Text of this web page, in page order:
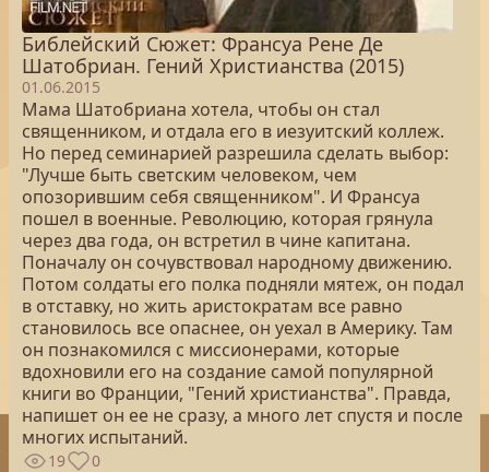
Библейский Сюжет: Франсуа Рене Де
Шатобриан. Гений Христианства (2015)
01.06.2015
Мама Шатобриана хотела, чтобы он стал
священником, и отдала его в иезуитский коллеж.
Но перед семинарией разрешила сделать выбор:
"Лучше быть светским человеком, чем
опозорившим себя священником". И Франсуа
пошел в военные. Революцию, которая грянула
через два года, он встретил в чине капитана.
Поначалу он сочувствовал народному движению.
Потом солдаты его полка подняли мятеж, он подал
в отставку, но жить аристократам все равно
становилось все опаснее, он уехал в Америку. Там
он познакомился с миссионерами, которые
вдохновили его на создание самой популярной
книги во Франции, "Гений христианства". Правда,
напишет он ее не сразу, а много лет спустя и после
многих испытаний.
19 0